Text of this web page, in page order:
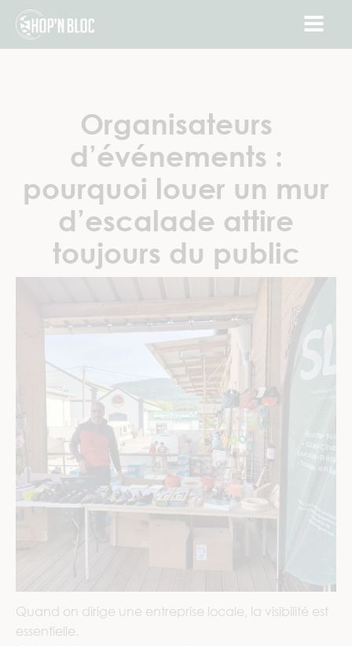
Organisateurs
d’événements :
pourquoi louer un mur
d’escalade attire
toujours du public
Quand on dirige une entreprise locale, la visibilité est
essentielle.